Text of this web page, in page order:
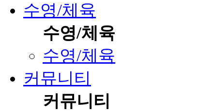
수영/체육
수영/체육
수영/체육
커뮤니티
커뮤니티